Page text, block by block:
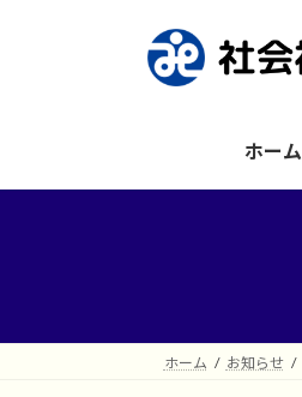
ス
ン
ホーム
ホーム お知らせ